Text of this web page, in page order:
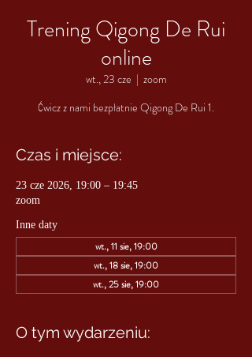
Trening Qigong De Rui
online
wt., 23 cze
  |
zoom
Ćwicz z nami bezpłatnie Qigong De Rui 1.
Czas i miejsce:
23 cze 2026, 19:00 – 19:45
zoom
Inne daty
wt., 11 sie, 19:00
wt., 18 sie, 19:00
wt., 25 sie, 19:00
O tym wydarzeniu: